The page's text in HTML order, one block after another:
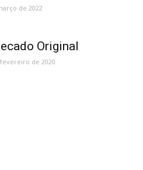
de 2022
Original
de 2020